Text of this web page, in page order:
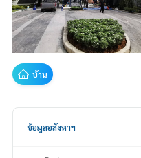
บ้าน
ข้อมูลอสังหาฯ